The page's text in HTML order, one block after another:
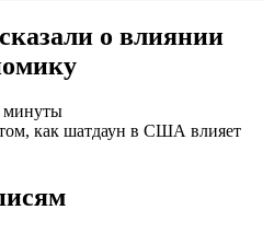
о влиянии
минуты
как шатдаун в США влияет